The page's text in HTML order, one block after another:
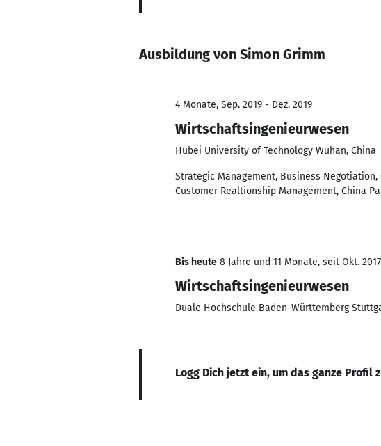
Ausbildung von Simon Grimm
4 Monate, Sep. 2019 - Dez. 2019
Wirtschaftsingenieurwesen
Hubei University of Technology Wuhan, China
Strategic Management, Business
Customer Realtionship Management, China
Bis heute 8 Jahre und 11 Monate, seit Okt. 2017
Wirtschaftsingenieurwesen
Duale Hochschule Baden-Württemberg
Logg Dich jetzt ein, um das ganze Profil